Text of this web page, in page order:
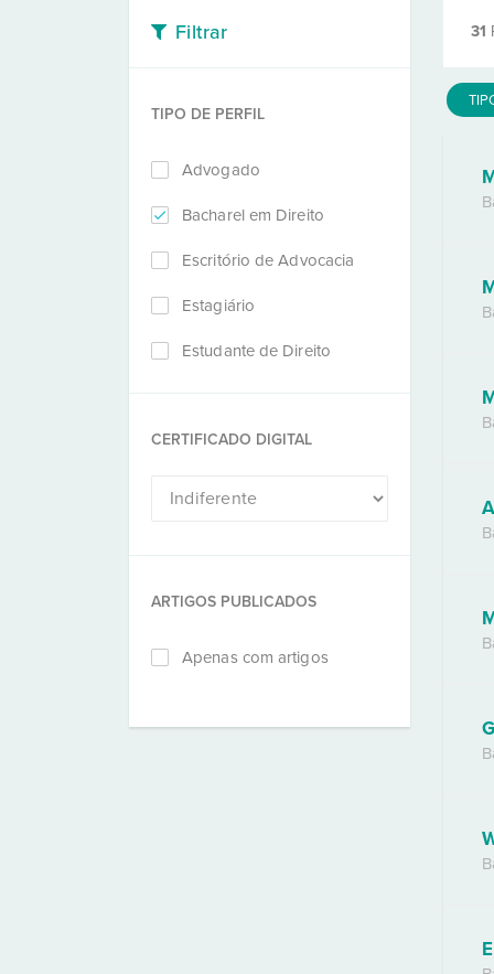
Filtrar
TIPO DE PERFIL
Advogado
Bacharel em Direito
Escritório de Advocacia
Estagiário
Estudante de Direito
CERTIFICADO DIGITAL
ARTIGOS PUBLICADOS
Apenas com artigos
31